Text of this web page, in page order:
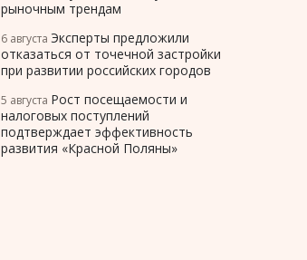
рыночным трендам
6 августа Эксперты предложили
отказаться от точечной застройки
при развитии российских городов
5 августа Рост посещаемости и
налоговых поступлений
подтверждает эффективность
развития «Красной Поляны»